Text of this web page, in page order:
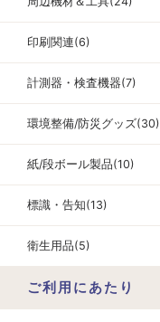
印刷関連(6)
計測器・検査機器(7)
環境整備/防災グッズ(30)
紙/段ボール製品(10)
標識・告知(13)
衛生用品(5)
ご利用にあたり